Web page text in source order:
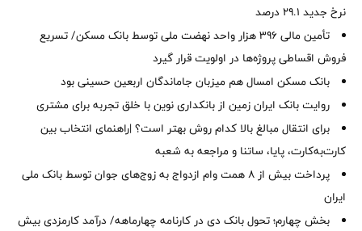
نرخ جدید ۲۹.۱ درصد
تأمین مالی ۳۹۶ هزار واحد نهضت ملی توسط بانک مسکن/ تسریع
فروش اقساطی پروژه‌ها در اولویت قرار گیرد
بانک مسکن امسال هم میزبان جاماندگان اربعین حسینی بود
روایت بانک ایران زمین از بانکداری نوین با خلق تجربه برای مشتری
برای انتقال مبالغ بالا کدام روش بهتر است؟ |راهنمای انتخاب بین
کارت‌به‌کارت، پایا، ساتنا و مراجعه به شعبه
پرداخت بیش از ۸ همت وام ازدواج به زوج‌های جوان توسط بانک ملی
ایران
بخش چهارم؛ تحول بانک دی در کارنامه چهارماهه/ درآمد کارمزدی بیش